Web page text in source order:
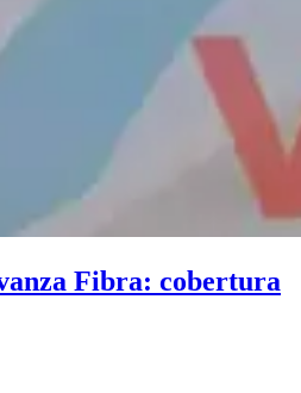
Fibra: cobertura